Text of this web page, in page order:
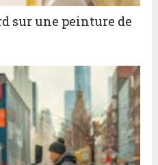
sur une peinture de